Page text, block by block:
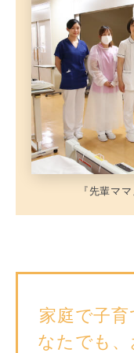
『先輩マ
家庭で子
なたでも、